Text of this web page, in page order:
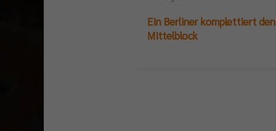
Ein Berliner komplettiert den
Mittelblock